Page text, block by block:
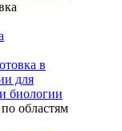
в
для
биологии